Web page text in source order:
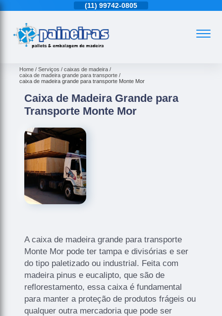
(11) 99742-0805
Home Serviços
caixas de madeira
caixa de madeira grande para transporte
caixa de madeira grande para transporte Monte Mor
Caixa de Madeira Grande para
Transporte Monte Mor
A caixa de madeira grande para transporte
Monte Mor pode ter tampa e divisórias e ser
do tipo paletizado ou industrial. Feita com
madeira pinus e eucalipto, que são de
reflorestamento, essa caixa é fundamental
para manter a proteção de produtos frágeis ou
qualquer outra mercadoria que pode ser